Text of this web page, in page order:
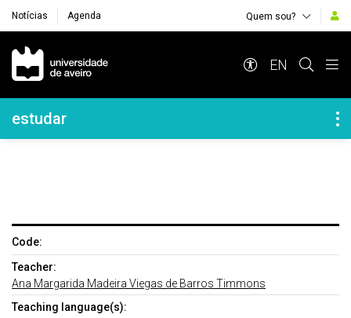
Notícias Agenda Quem sou?
Navegação Principal
EN
Navegação Lateral
estudar
Code:
Teacher:
Ana Margarida Madeira Viegas de Barros Timmons
Teaching language(s):